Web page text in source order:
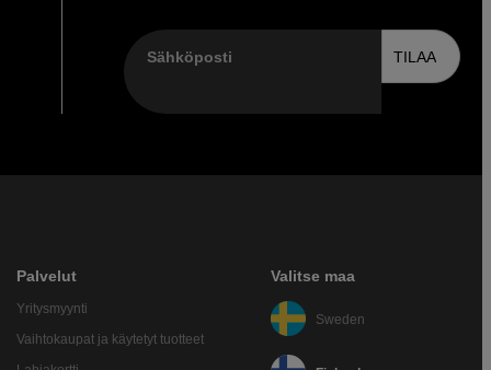
Sähköposti TILAA
Palvelut
Yritysmyynti
Vaihtokaupat ja käytetyt tuotteet
Valitse maa
Sweden